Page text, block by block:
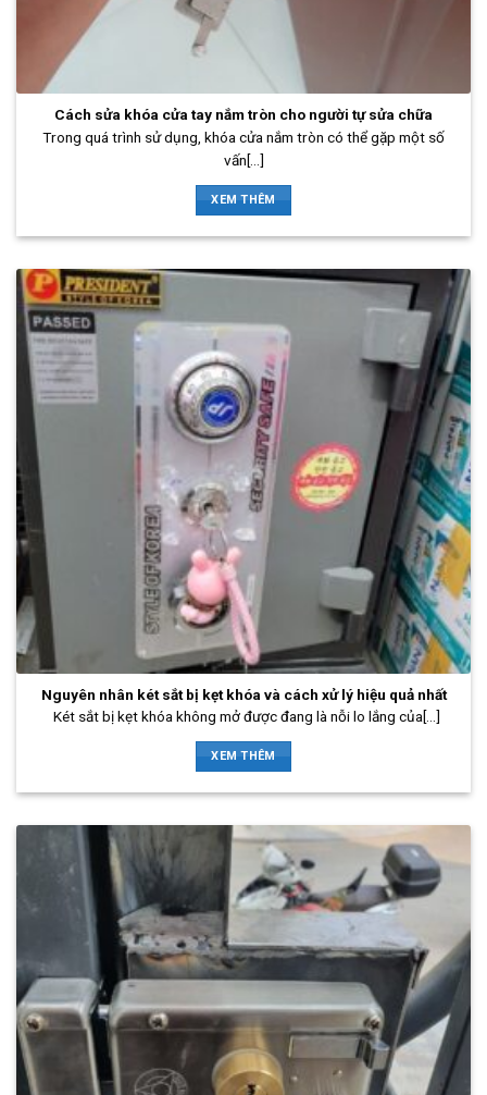
Cách sửa khóa cửa tay nắm tròn cho người tự sửa chữa
Trong quá trình sử dụng, khóa cửa nắm tròn có thể gặp một số
vấn[...]
XEM THÊM
Nguyên nhân két sắt bị kẹt khóa và cách xử lý hiệu quả nhất
Két sắt bị kẹt khóa không mở được đang là nỗi lo lắng của[...]
XEM THÊM